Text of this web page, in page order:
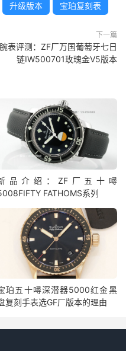
升级版本 宝珀复刻表
下一篇
腕表评测：ZF厂万国葡萄牙七日
链IW500701玫瑰金V5版本
品介绍：ZF厂五十噚
FATHOMS系列
珀五十噚深潜器5000红金黑
复刻手表选GF厂版本的理由